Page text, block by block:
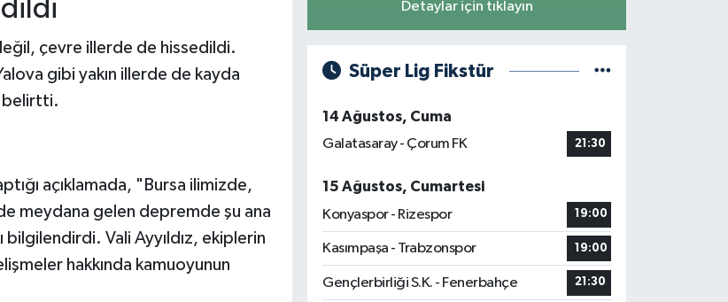
çevre illerde de hissedildi.
gibi yakın illerde de kayda
belirtti.
açıklamada, "Bursa ilimizde,
meydana gelen depremde şu ana
Vali Ayyıldız, ekiplerin
hakkında kamuoyunun
Detaylar için tıklayın
Süper Lig Fikstür
14 Ağustos, Cuma
Galatasaray - Çorum FK
21:30
15 Ağustos, Cumartesi
Konyaspor - Rizespor
19:00
Kasımpaşa - Trabzonspor 19:00
Gençlerbirliği S.K. - Fenerbahçe 21:30